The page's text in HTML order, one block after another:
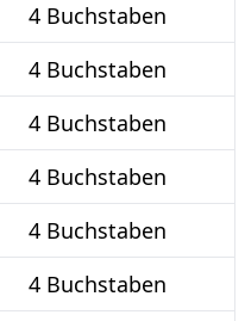
4 Buchstaben
4 Buchstaben
4 Buchstaben
4 Buchstaben
4 Buchstaben
4 Buchstaben